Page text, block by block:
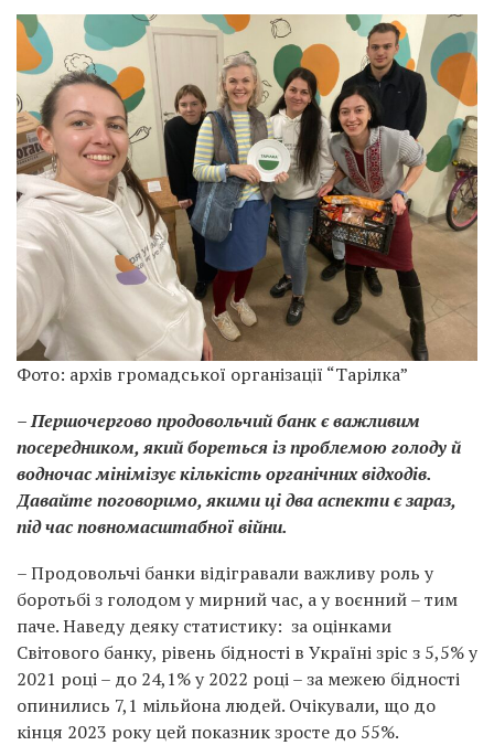
Фото: архів громадської організації “Тарілка”
– Першочергово продовольчий банк є важливим
посередником, який бореться із проблемою голоду й
водночас мінімізує кількість органічних відходів.
Давайте поговоримо, якими ці два аспекти є зараз,
під час повномасштабної війни.
– Продовольчі банки відігравали важливу роль у
боротьбі з голодом у мирний час, а у воєнний – тим
паче. Наведу деяку статистику: за оцінками
Світового банку, рівень бідності в Україні зріс з 5,5% у
2021 році – до 24,1% у 2022 році – за межею бідності
опинились 7,1 мільйона людей. Очікували, що до
кінця 2023 року цей показник зросте до 55%.